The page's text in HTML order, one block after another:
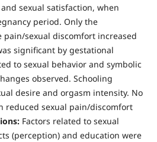
sexual satisfaction, when
period. Only the
pain/sexual discomfort increased
significant by gestational
to sexual behavior and symbolic
observed. Schooling
desire and orgasm intensity. No
reduced sexual pain/discomfort
Factors related to sexual
(perception) and education were